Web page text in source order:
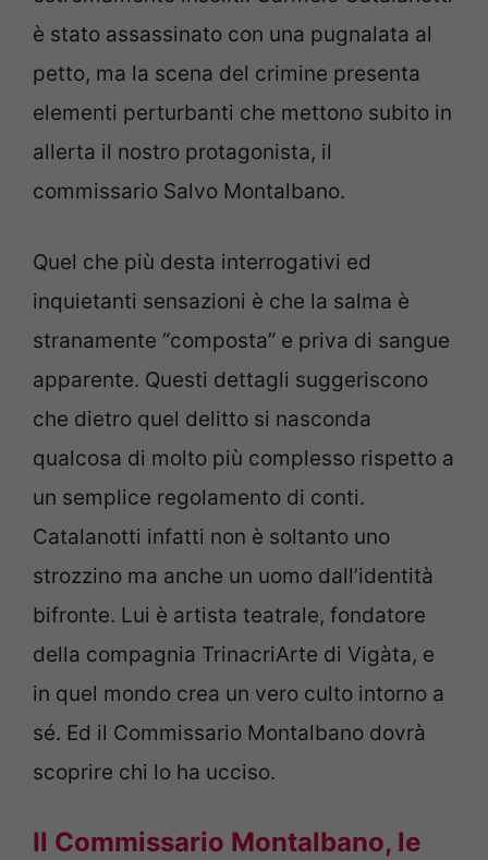
è stato assassinato con una pugnalata al
petto, ma la scena del crimine presenta
elementi perturbanti che mettono subito in
allerta il nostro protagonista, il
commissario Salvo Montalbano.
Quel che più desta interrogativi ed
inquietanti sensazioni è che la salma è
stranamente “composta” e priva di sangue
apparente. Questi dettagli suggeriscono
che dietro quel delitto si nasconda
qualcosa di molto più complesso rispetto a
un semplice regolamento di conti.
Catalanotti infatti non è soltanto uno
strozzino ma anche un uomo dall’identità
bifronte. Lui è artista teatrale, fondatore
della compagnia TrinacriArte di Vigàta, e
in quel mondo crea un vero culto intorno a
sé. Ed il Commissario Montalbano dovrà
scoprire chi lo ha ucciso.
Il Commissario Montalbano, le